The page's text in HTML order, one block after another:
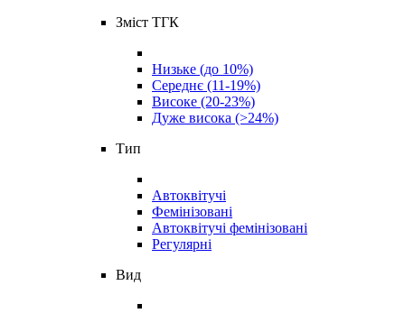
Зміст ТГК
Низьке (до 10%)
Середнє (11-19%)
Високе (20-23%)
Дуже висока (>24%)
Тип
Автоквітучі
Фемінізовані
Автоквітучі фемінізовані
Регулярні
Вид